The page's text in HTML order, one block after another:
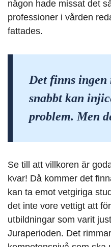
någon hade missat det
professioner i vården
fattades.
Det finns
snabbt kan
problem. Men
Se till att villkoren är
kvar! Då kommer det
kan ta emot vetgiriga
det inte vore vettigt att
utbildningar som varit
Juraperioden. Det